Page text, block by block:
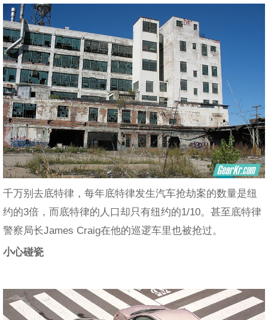
千万别去底特律，每年底特律发生汽车抢劫案的数量是纽
约的3倍，而底特律的人口却只有纽约的1/10。甚至底特律
警察局长James Craig在他的巡逻车里也被抢过。
小心碰瓷